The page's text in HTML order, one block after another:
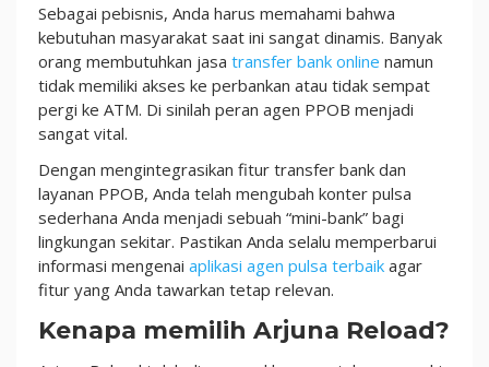
Sebagai pebisnis, Anda harus memahami bahwa
kebutuhan masyarakat saat ini sangat dinamis. Banyak
orang membutuhkan jasa transfer bank online namun
tidak memiliki akses ke perbankan atau tidak sempat
pergi ke ATM. Di sinilah peran agen PPOB menjadi
sangat vital.
Dengan mengintegrasikan fitur transfer bank dan
layanan PPOB, Anda telah mengubah konter pulsa
sederhana Anda menjadi sebuah “mini-bank” bagi
lingkungan sekitar. Pastikan Anda selalu memperbarui
informasi mengenai aplikasi agen pulsa terbaik agar
fitur yang Anda tawarkan tetap relevan.
Kenapa memilih Arjuna Reload?